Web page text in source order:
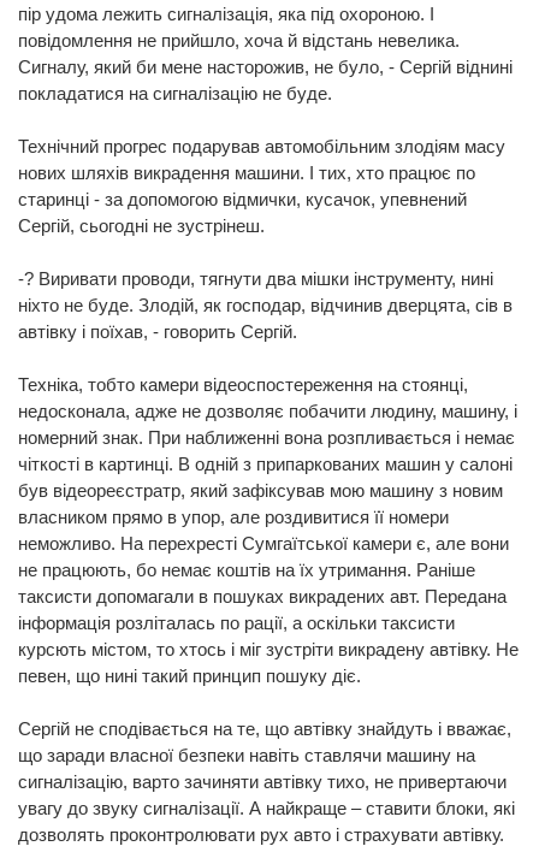
пір удома лежить сигналізація, яка під охороною. І
повідомлення не прийшло, хоча й відстань невелика.
Сигналу, який би мене насторожив, не було, - Сергій віднині
покладатися на сигналізацію не буде.
Технічний прогрес подарував автомобільним злодіям масу
нових шляхів викрадення машини. І тих, хто працює по
старинці - за допомогою відмички, кусачок, упевнений
Сергій, сьогодні не зустрінеш.
-? Виривати проводи, тягнути два мішки інструменту, нині
ніхто не буде. Злодій, як господар, відчинив дверцята, сів в
автівку і поїхав, - говорить Сергій.
Техніка, тобто камери відеоспостереження на стоянці,
недосконала, адже не дозволяє побачити людину, машину, і
номерний знак. При наближенні вона розпливається і немає
чіткості в картинці. В одній з припаркованих машин у салоні
був відеореєстратр, який зафіксував мою машину з новим
власником прямо в упор, але роздивитися її номери
неможливо. На перехресті Сумгаїтської камери є, але вони
не працюють, бо немає коштів на їх утримання. Раніше
таксисти допомагали в пошуках викрадених авт. Передана
інформація розліталась по рації, а оскільки таксисти
курсють містом, то хтось і міг зустріти викрадену автівку. Не
певен, що нині такий принцип пошуку діє.
Сергій не сподівається на те, що автівку знайдуть і вважає,
що заради власної безпеки навіть ставлячи машину на
сигналізацію, варто зачиняти автівку тихо, не привертаючи
увагу до звуку сигналізації. А найкраще – ставити блоки, які
дозволять проконтролювати рух авто і страхувати автівку.